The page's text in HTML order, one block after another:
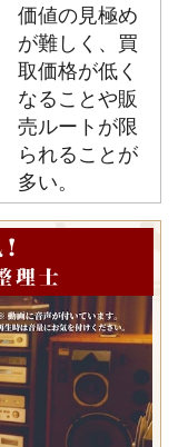
価値の見極め
が難しく、買
取価格が低く
なることや販
売ルートが限
られることが
多い。